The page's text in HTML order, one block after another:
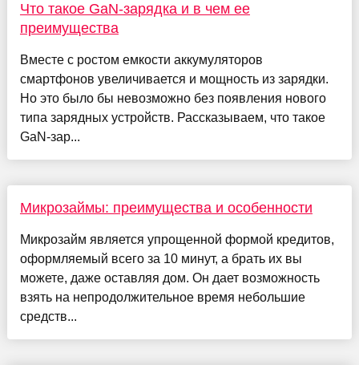
Что такое GaN-зарядка и в чем ее
преимущества
Вместе с ростом емкости аккумуляторов
смартфонов увеличивается и мощность из зарядки.
Но это было бы невозможно без появления нового
типа зарядных устройств. Рассказываем, что такое
GaN-зар...
Микрозаймы: преимущества и особенности
Микрозайм является упрощенной формой кредитов,
оформляемый всего за 10 минут, а брать их вы
можете, даже оставляя дом. Он дает возможность
взять на непродолжительное время небольшие
средств...